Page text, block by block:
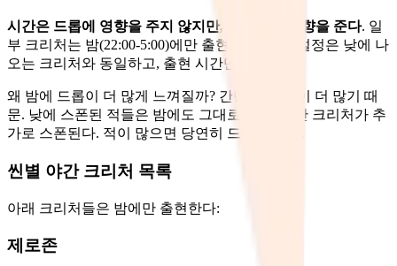
시간은 드롭에 영향을 주지 않지만, 스폰에는 영향을 준다. 일
부 크리처는 밤(22:00-5:00)에만 출현한다. 드롭 설정은 낮에 나
오는 크리처와 동일하고, 출현 시간만 다르다.
왜 밤에 드롭이 더 많게 느껴질까? 간단하다: 적이 더 많기 때
문. 낮에 스폰된 적들은 밤에도 그대로 있고, 야간 크리처가 추
가로 스폰된다. 적이 많으면 당연히 드롭도 많다.
씬별 야간 크리처 목록
아래 크리처들은 밤에만 출현한다:
제로존